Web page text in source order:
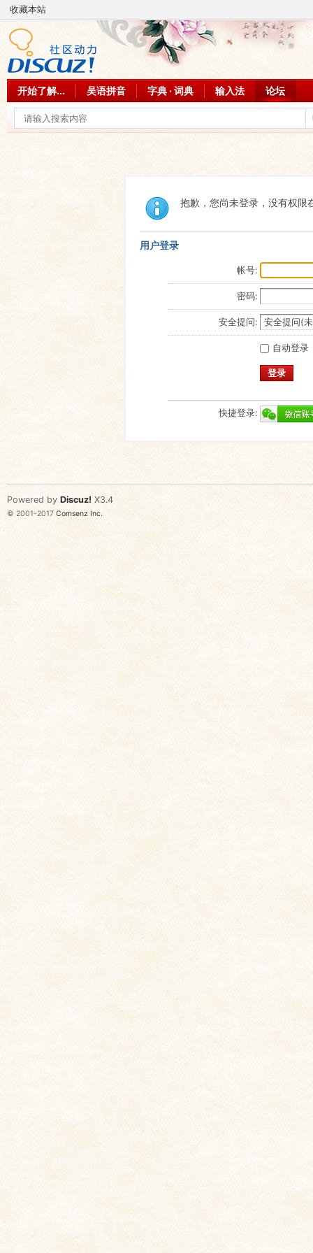
收藏本站
开始了解... 吴语拼音 字典 · 词典 输入法 论坛
抱歉，您尚未登录，没有权限
用户登录
帐号:
密码:
安全提问:
自动登录
登录
快捷登录:
Powered by Discuz! X3.4
© 2001-2017 Comsenz Inc.